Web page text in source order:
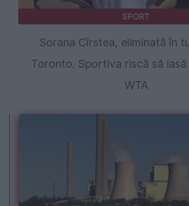
SPORT
Sorana Cîrstea, eliminată în
Toronto. Sportiva riscă să
WTA